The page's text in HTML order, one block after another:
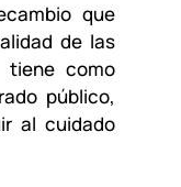
que
de las
tiene como
público,
al cuidado